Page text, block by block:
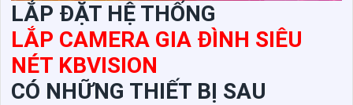
LẮP ĐẶT HỆ THỐNG
LẮP CAMERA GIA ĐÌNH SIÊU
NÉT KBVISION
CÓ NHỮNG THIẾT BỊ SAU